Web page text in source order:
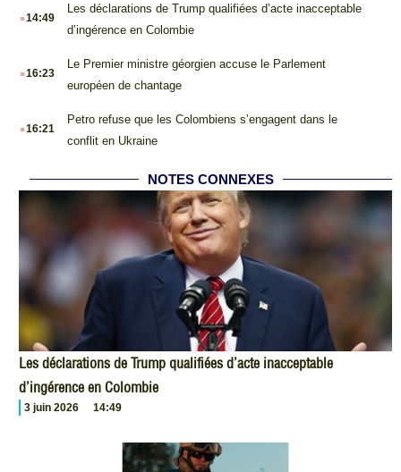
.14:49
Les déclarations de Trump qualifiées d’acte inacceptable
d’ingérence en Colombie
.16:23
Le Premier ministre géorgien accuse le Parlement
européen de chantage
.16:21
Petro refuse que les Colombiens s’engagent dans le
conflit en Ukraine
NOTES CONNEXES
Les déclarations de Trump qualifiées d’acte inacceptable
d’ingérence en Colombie
3 juin 2026 14:49